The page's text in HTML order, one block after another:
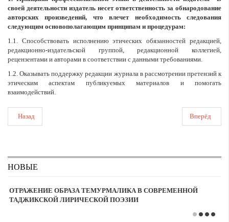
своей деятельности издатель несет ответственность за обнародование
авторских произведений, что влечет необходимость следования
следующим основополагающим принципам и процедурам:
1.1. Способствовать исполнению этических обязанностей редакцией,
редакционно-издательской группой, редакционной коллегией,
рецензентами и авторами в соответствии с данными требованиями.
1.2. Оказывать поддержку редакции журнала в рассмотрении претензий к
этическим аспектам публикуемых материалов и помогать
взаимодействий.
Назад Вперёд
НОВЫЕ
ОТРАЖЕНИЕ ОБРАЗА ТЕМУРМАЛИКА В СОВРЕМЕННОЙ
ТАДЖИКСКОЙ ЛИРИЧЕСКОЙ ПОЭЗИИ